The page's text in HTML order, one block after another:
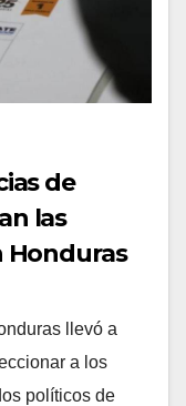
de
las
Honduras
llevó a
a los
políticos de